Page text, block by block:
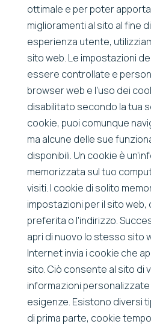
ottimale e per poter
miglioramenti al sito al fine
esperienza utente,
sito web. Le impostazioni
essere controllate e
browser web e l'uso dei
disabilitato secondo la tua
cookie, puoi comunque
ma alcune delle sue
disponibili. Un cookie è
memorizzata sul tuo
visiti. I cookie di solito
impostazioni per il sito web,
preferita o l'indirizzo.
apri di nuovo lo stesso sito
Internet invia i cookie che
sito. Ciò consente al sito di
informazioni personalizzate
esigenze. Esistono diversi
di prima parte, cookie